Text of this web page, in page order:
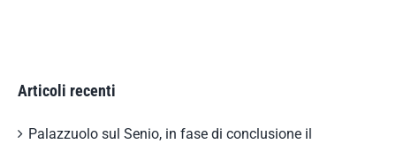
Articoli recenti
Palazzuolo sul Senio, in fase di conclusione il